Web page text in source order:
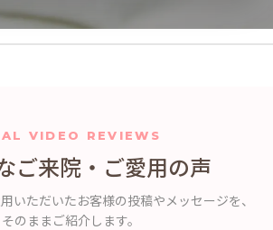
VIDEO REVIEWS
ご来院・ご愛用の声
いただいたお客様の投稿やメッセージを、
そのままご紹介します。